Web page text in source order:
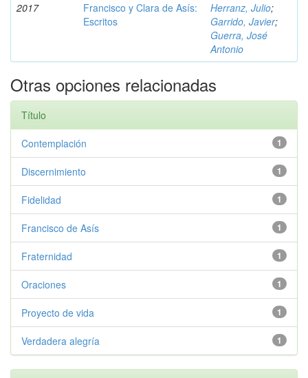
2017
Francisco y Clara de Asís:
Escritos
Herranz, Julio;
Garrido, Javier;
Guerra, José
Antonio
Otras opciones relacionadas
Título
1
Contemplación
1
Discernimiento
1
Fidelidad
1
Francisco de Asís
1
Fraternidad
1
Oraciones
1
Proyecto de vida
1
Verdadera alegría